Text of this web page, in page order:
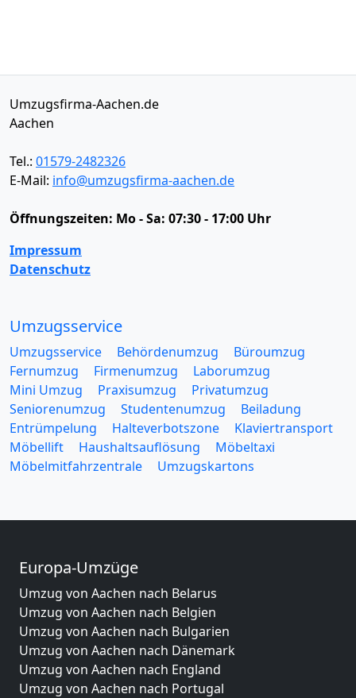
Umzugsfirma-Aachen.de
Aachen
Tel.: 01579-2482326
E-Mail: info@umzugsfirma-aachen.de
Öffnungszeiten: Mo - Sa: 07:30 - 17:00 Uhr
Impressum
Datenschutz
Umzugsservice
Umzugsservice Behördenumzug
Büroumzug
Fernumzug
Firmenumzug
Laborumzug
Mini Umzug
Praxisumzug
Privatumzug
Seniorenumzug
Studentenumzug
Beiladung
Entrümpelung
Halteverbotszone
Klaviertransport
Möbellift
Haushaltsauflösung
Möbeltaxi
Möbelmitfahrzentrale
Umzugskartons
Europa-Umzüge
Umzug von Aachen nach Belarus
Umzug von Aachen nach Belgien
Umzug von Aachen nach Bulgarien
Umzug von Aachen nach Dänemark
Umzug von Aachen nach England
Umzug von Aachen nach Portugal